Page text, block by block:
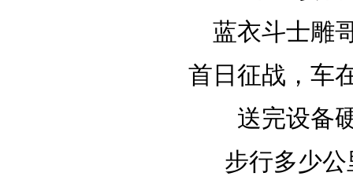
蓝衣斗士雕
首日征战，车
送完设备
步行多少